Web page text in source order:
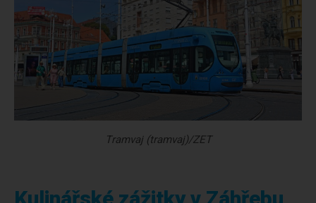
Tramvaj (tramvaj)/ZET